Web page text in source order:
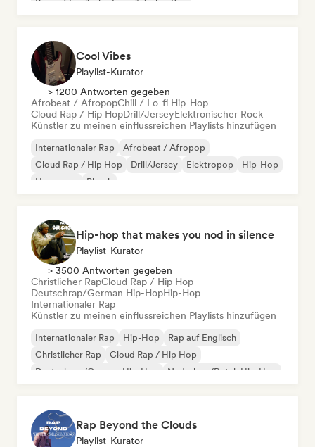
Rap auf Englisch
Französischer Rap
Cool Vibes
Playlist-Kurator
> 1200 Antworten gegeben
Afrobeat / AfropopChill / Lo-fi Hip-Hop
Cloud Rap / Hip HopDrill/JerseyElektronischer Rock
Künstler zu meinen einflussreichen Playlists hinzufügen
Internationaler Rap
Afrobeat / Afropop
Cloud Rap / Hip Hop
Drill/Jersey Elektropop
Hip-Hop
Hyperpop
Phonk
Hip-hop that makes you nod in silence
Playlist-Kurator
> 3500 Antworten gegeben
Christlicher RapCloud Rap / Hip Hop
Deutschrap/German Hip-HopHip-Hop
Internationaler Rap
Künstler zu meinen einflussreichen Playlists hinzufügen
Internationaler Rap Hip-Hop
Rap auf Englisch
Christlicher Rap
Cloud Rap / Hip Hop
Deutschrap/German Hip-Hop
Nederhop/Dutch Hip-Hop
Rap Beyond the Clouds
Playlist-Kurator